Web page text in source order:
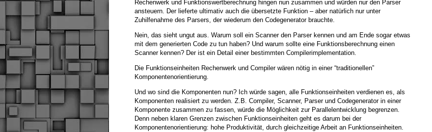
Rechenwerk und Funktionswertberechnung hingen nun zusammen und würden nur den Parser
ansteuern. Der lieferte ultimativ auch die übersetzte Funktion – aber natürlich nur unter
Zuhilfenahme des Parsers, der wiederum den Codegenerator brauchte.
Nein, das sieht ungut aus. Warum soll ein Scanner den Parser kennen und am Ende sogar etwas
mit dem generierten Code zu tun haben? Und warum sollte eine Funktionsberechnung einen
Scanner kennen? Der ist ein Detail einer bestimmten Compilerimplementation.
Die Funktionseinheiten Rechenwerk und Compiler wären nötig in einer “traditionellen”
Komponentenorientierung.
Und wo sind die Komponenten nun? Ich würde sagen, alle Funktionseinheiten verdienen es, als
Komponenten realisiert zu werden. Z.B. Compiler, Scanner, Parser und Codegenerator in einer
Komponente zusammen zu fassen, würde die Möglichkeit zur Parallelentwicklung begrenzen.
Denn neben klaren Grenzen zwischen Funktionseinheiten geht es darum bei der
Komponentenorientierung: hohe Produktivität, durch gleichzeitige Arbeit an Funktionseinheiten.